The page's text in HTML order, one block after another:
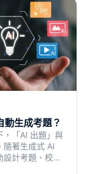
動生成考題？
，「AI 出題」與
隨著生成式 AI
計考題、校對